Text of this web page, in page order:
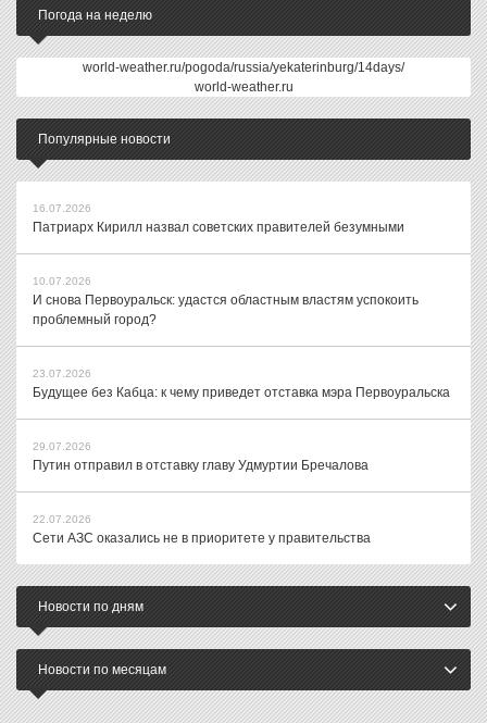
Погода на неделю
world-weather.ru/pogoda/russia/yekaterinburg/14days/
world-weather.ru
Популярные новости
16.07.2026
Патриарх Кирилл назвал советских правителей безумными
10.07.2026
И снова Первоуральск: удастся областным властям успокоить
проблемный город?
23.07.2026
Будущее без Кабца: к чему приведет отставка мэра Первоуральска
29.07.2026
Путин отправил в отставку главу Удмуртии Бречалова
22.07.2026
Сети АЗС оказались не в приоритете у правительства
Новости по дням
Новости по месяцам